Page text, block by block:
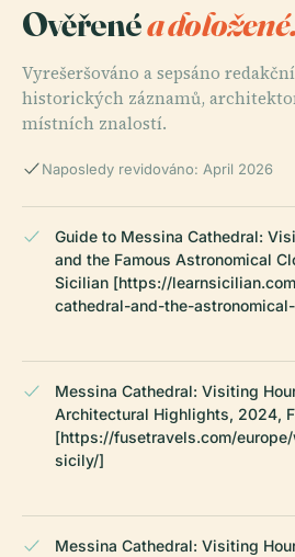
Ověřenéa doložené.
Vyrešeršováno a sepsáno
historických záznamů,
místních znalostí.
Naposledy revidováno: April 2026
Guide to Messina Cathedral:
and the Famous Astronomical
Sicilian [https://
cathedral-and-the-
Messina Cathedral: Visiting
Architectural Highlights, 2024,
[https://fusetravels.com/
sicily/]
Messina Cathedral: Visiting